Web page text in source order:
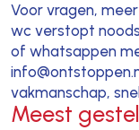
Voor vragen,
wc verstopt
of whatsappen
vakmanschap,
Meest